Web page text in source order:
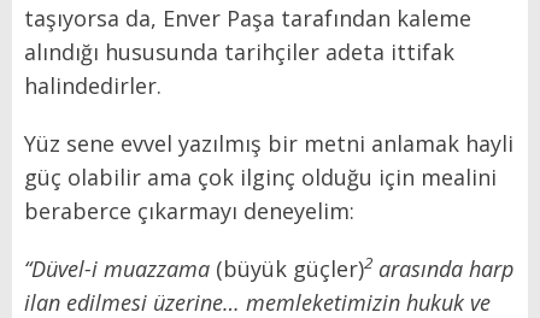
taşıyorsa da, Enver Paşa tarafından kaleme
alındığı hususunda tarihçiler adeta ittifak
halindedirler.
Yüz sene evvel yazılmış bir metni anlamak hayli
güç olabilir ama çok ilginç olduğu için mealini
beraberce çıkarmayı deneyelim:
“Düvel-i muazzama (büyük güçler)2 arasında harp
ilan edilmesi üzerine… memleketimizin hukuk ve